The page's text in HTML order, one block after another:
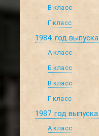
В класс
Г класс
1984 год выпуска
А класс
Б класс
В класс
Г класс
1987 год выпуска
А класс